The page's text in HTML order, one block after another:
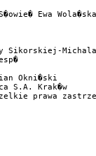
Ewa
Sikorskiej-
Okni�ski
S.A. Krak�w
prawa